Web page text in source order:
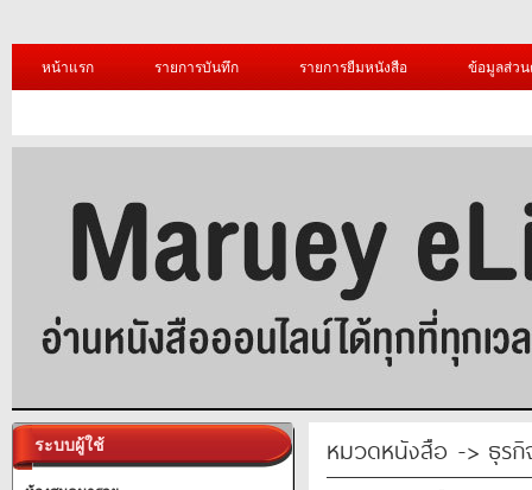
หน้าแรก รายการบันทึก รายการยืมหนังสือ ข้อมูลส่ว
ระบบผู้ใช้ หมวดหนังสือ -> ธุรกิ